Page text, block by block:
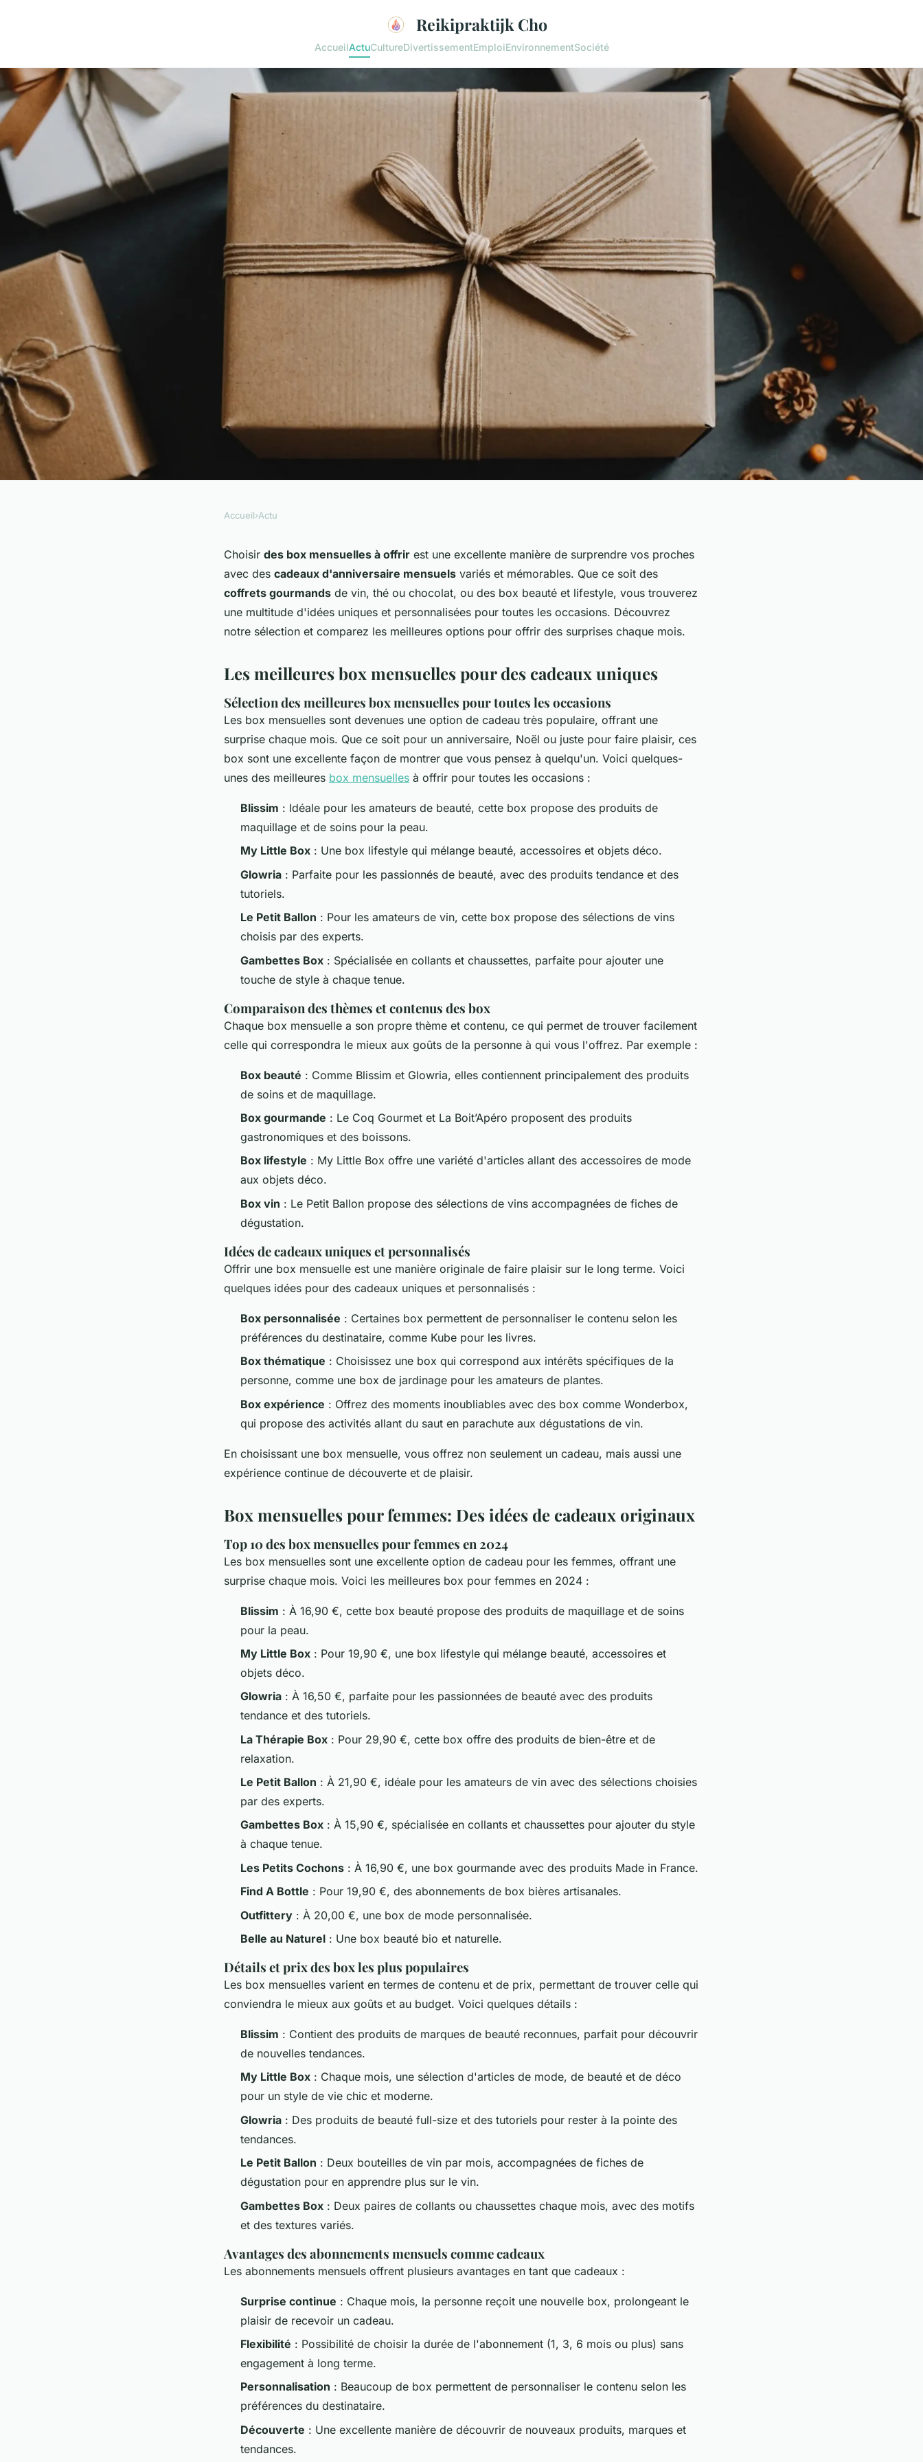
Reikipraktijk Cho
AccueilActuCultureDivertissementEmploiEnvironnementSociété
Des box mensuelles à offrir pour des
cadeaux uniques
Accueil›Actu
Choisir des box mensuelles à offrir est une excellente manière de surprendre vos proches
avec des cadeaux d'anniversaire mensuels variés et mémorables. Que ce soit des
coffrets gourmands de vin, thé ou chocolat, ou des box beauté et lifestyle, vous trouverez
une multitude d'idées uniques et personnalisées pour toutes les occasions. Découvrez
notre sélection et comparez les meilleures options pour offrir des surprises chaque mois.
Les meilleures box mensuelles pour des cadeaux uniques
Sélection des meilleures box mensuelles pour toutes les occasions
Les box mensuelles sont devenues une option de cadeau très populaire, offrant une
surprise chaque mois. Que ce soit pour un anniversaire, Noël ou juste pour faire plaisir, ces
box sont une excellente façon de montrer que vous pensez à quelqu'un. Voici quelques-
unes des meilleures box mensuelles à offrir pour toutes les occasions :
Blissim : Idéale pour les amateurs de beauté, cette box propose des produits de
maquillage et de soins pour la peau.
My Little Box : Une box lifestyle qui mélange beauté, accessoires et objets déco.
Glowria : Parfaite pour les passionnés de beauté, avec des produits tendance et des
tutoriels.
Le Petit Ballon : Pour les amateurs de vin, cette box propose des sélections de vins
choisis par des experts.
Gambettes Box : Spécialisée en collants et chaussettes, parfaite pour ajouter une
touche de style à chaque tenue.
Comparaison des thèmes et contenus des box
Chaque box mensuelle a son propre thème et contenu, ce qui permet de trouver facilement
celle qui correspondra le mieux aux goûts de la personne à qui vous l'offrez. Par exemple :
Box beauté : Comme Blissim et Glowria, elles contiennent principalement des produits
de soins et de maquillage.
Box gourmande : Le Coq Gourmet et La Boit’Apéro proposent des produits
gastronomiques et des boissons.
Box lifestyle : My Little Box offre une variété d'articles allant des accessoires de mode
aux objets déco.
Box vin : Le Petit Ballon propose des sélections de vins accompagnées de fiches de
dégustation.
Idées de cadeaux uniques et personnalisés
Offrir une box mensuelle est une manière originale de faire plaisir sur le long terme. Voici
quelques idées pour des cadeaux uniques et personnalisés :
Box personnalisée : Certaines box permettent de personnaliser le contenu selon les
préférences du destinataire, comme Kube pour les livres.
Box thématique : Choisissez une box qui correspond aux intérêts spécifiques de la
personne, comme une box de jardinage pour les amateurs de plantes.
Box expérience : Offrez des moments inoubliables avec des box comme Wonderbox,
qui propose des activités allant du saut en parachute aux dégustations de vin.
En choisissant une box mensuelle, vous offrez non seulement un cadeau, mais aussi une
expérience continue de découverte et de plaisir.
Box mensuelles pour femmes: Des idées de cadeaux originaux
Top 10 des box mensuelles pour femmes en 2024
Les box mensuelles sont une excellente option de cadeau pour les femmes, offrant une
surprise chaque mois. Voici les meilleures box pour femmes en 2024 :
Blissim : À 16,90 €, cette box beauté propose des produits de maquillage et de soins
pour la peau.
My Little Box : Pour 19,90 €, une box lifestyle qui mélange beauté, accessoires et
objets déco.
Glowria : À 16,50 €, parfaite pour les passionnées de beauté avec des produits
tendance et des tutoriels.
La Thérapie Box : Pour 29,90 €, cette box offre des produits de bien-être et de
relaxation.
Le Petit Ballon : À 21,90 €, idéale pour les amateurs de vin avec des sélections choisies
par des experts.
Gambettes Box : À 15,90 €, spécialisée en collants et chaussettes pour ajouter du style
à chaque tenue.
Les Petits Cochons : À 16,90 €, une box gourmande avec des produits Made in France.
Find A Bottle : Pour 19,90 €, des abonnements de box bières artisanales.
Outfittery : À 20,00 €, une box de mode personnalisée.
Belle au Naturel : Une box beauté bio et naturelle.
Détails et prix des box les plus populaires
Les box mensuelles varient en termes de contenu et de prix, permettant de trouver celle qui
conviendra le mieux aux goûts et au budget. Voici quelques détails :
Blissim : Contient des produits de marques de beauté reconnues, parfait pour découvrir
de nouvelles tendances.
My Little Box : Chaque mois, une sélection d'articles de mode, de beauté et de déco
pour un style de vie chic et moderne.
Glowria : Des produits de beauté full-size et des tutoriels pour rester à la pointe des
tendances.
Le Petit Ballon : Deux bouteilles de vin par mois, accompagnées de fiches de
dégustation pour en apprendre plus sur le vin.
Gambettes Box : Deux paires de collants ou chaussettes chaque mois, avec des motifs
et des textures variés.
Avantages des abonnements mensuels comme cadeaux
Les abonnements mensuels offrent plusieurs avantages en tant que cadeaux :
Surprise continue : Chaque mois, la personne reçoit une nouvelle box, prolongeant le
plaisir de recevoir un cadeau.
Flexibilité : Possibilité de choisir la durée de l'abonnement (1, 3, 6 mois ou plus) sans
engagement à long terme.
Personnalisation : Beaucoup de box permettent de personnaliser le contenu selon les
préférences du destinataire.
Découverte : Une excellente manière de découvrir de nouveaux produits, marques et
tendances.